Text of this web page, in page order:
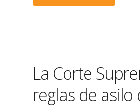
La Corte
reglas de